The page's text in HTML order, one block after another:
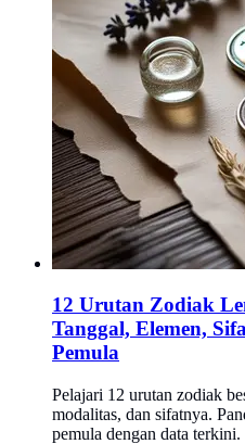
12 Urutan Zodiak
Tanggal, Elemen,
Pemula
Pelajari 12 urutan zodiak
modalitas, dan sifatnya.
pemula dengan data terkini.